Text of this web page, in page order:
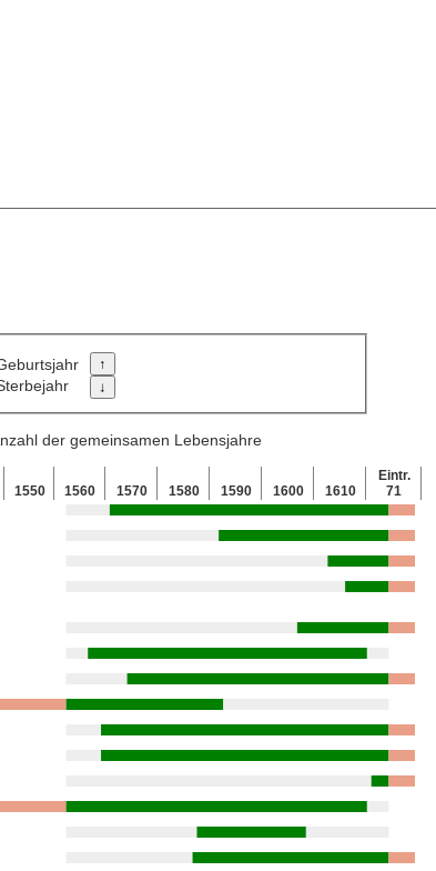
der gemeinsamen Lebensjahre
1550 1560 1570 1580 1590 1600 1610
Eintr.
71